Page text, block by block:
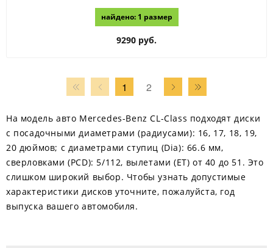
найдено: 1 размер
9290 руб.
1 2
На модель авто Mercedes-Benz CL-Class подходят диски
с посадочными диаметрами (радиусами): 16, 17, 18, 19,
20 дюймов; с диаметрами ступиц (Dia): 66.6 мм,
сверловками (PCD): 5/112, вылетами (ЕТ) от 40 до 51. Это
слишком широкий выбор. Чтобы узнать допустимые
характеристики дисков уточните, пожалуйста, год
выпуска вашего автомобиля.